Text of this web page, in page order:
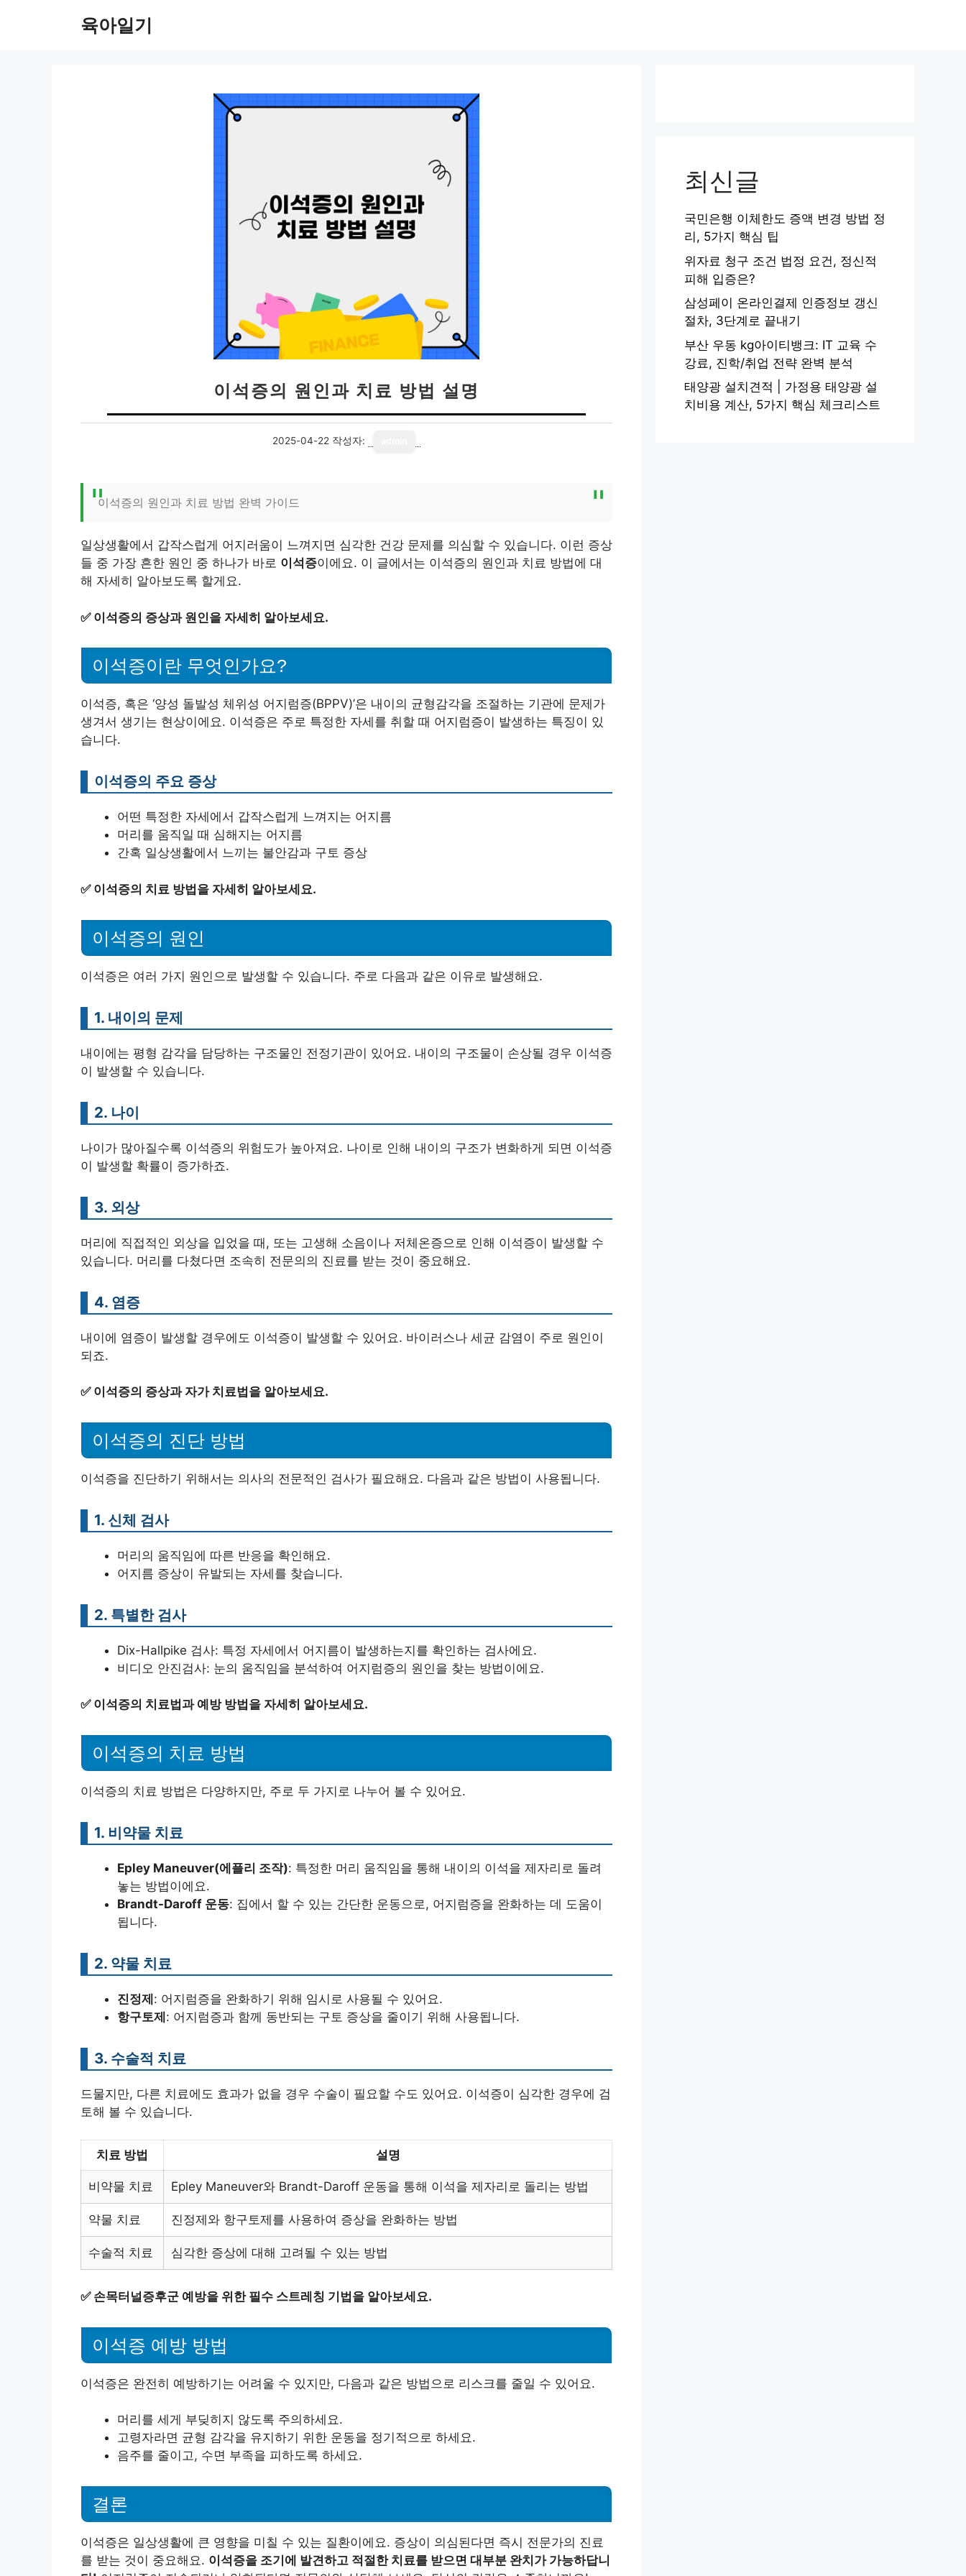
육아일기
이석증의 원인과 치료 방법 설명
2025-04-22 작성자:
이석증의 원인과 치료 방법 완벽 가이드
일상생활에서 갑작스럽게 어지러움이 느껴지면 심각한 건강 문제를 의심할 수 있습니다. 이런 증상
들 중 가장 흔한 원인 중 하나가 바로 이석증이에요. 이 글에서는 이석증의 원인과 치료 방법에 대
해 자세히 알아보도록 할게요.
✅ 이석증의 증상과 원인을 자세히 알아보세요.
이석증이란 무엇인가요?
이석증, 혹은 ‘양성 돌발성 체위성 어지럼증(BPPV)’은 내이의 균형감각을 조절하는 기관에 문제가
생겨서 생기는 현상이에요. 이석증은 주로 특정한 자세를 취할 때 어지럼증이 발생하는 특징이 있
습니다.
이석증의 주요 증상
어떤 특정한 자세에서 갑작스럽게 느껴지는 어지름
머리를 움직일 때 심해지는 어지름
간혹 일상생활에서 느끼는 불안감과 구토 증상
✅ 이석증의 치료 방법을 자세히 알아보세요.
이석증의 원인
이석증은 여러 가지 원인으로 발생할 수 있습니다. 주로 다음과 같은 이유로 발생해요.
1. 내이의 문제
내이에는 평형 감각을 담당하는 구조물인 전정기관이 있어요. 내이의 구조물이 손상될 경우 이석증
이 발생할 수 있습니다.
2. 나이
나이가 많아질수록 이석증의 위험도가 높아져요. 나이로 인해 내이의 구조가 변화하게 되면 이석증
이 발생할 확률이 증가하죠.
3. 외상
머리에 직접적인 외상을 입었을 때, 또는 고생해 소음이나 저체온증으로 인해 이석증이 발생할 수
있습니다. 머리를 다쳤다면 조속히 전문의의 진료를 받는 것이 중요해요.
4. 염증
내이에 염증이 발생할 경우에도 이석증이 발생할 수 있어요. 바이러스나 세균 감염이 주로 원인이
되죠.
✅ 이석증의 증상과 자가 치료법을 알아보세요.
이석증의 진단 방법
이석증을 진단하기 위해서는 의사의 전문적인 검사가 필요해요. 다음과 같은 방법이 사용됩니다.
1. 신체 검사
머리의 움직임에 따른 반응을 확인해요.
어지름 증상이 유발되는 자세를 찾습니다.
2. 특별한 검사
Dix-Hallpike 검사: 특정 자세에서 어지름이 발생하는지를 확인하는 검사에요.
비디오 안진검사: 눈의 움직임을 분석하여 어지럼증의 원인을 찾는 방법이에요.
✅ 이석증의 치료법과 예방 방법을 자세히 알아보세요.
이석증의 치료 방법
이석증의 치료 방법은 다양하지만, 주로 두 가지로 나누어 볼 수 있어요.
1. 비약물 치료
Epley Maneuver(에플리 조작): 특정한 머리 움직임을 통해 내이의 이석을 제자리로 돌려
놓는 방법이에요.
Brandt-Daroff 운동: 집에서 할 수 있는 간단한 운동으로, 어지럼증을 완화하는 데 도움이
됩니다.
2. 약물 치료
진정제 : 어지럼증을 완화하기 위해 임시로 사용될 수 있어요.
항구토제 : 어지럼증과 함께 동반되는 구토 증상을 줄이기 위해 사용됩니다.
3. 수술적 치료
드물지만, 다른 치료에도 효과가 없을 경우 수술이 필요할 수도 있어요. 이석증이 심각한 경우에 검
토해 볼 수 있습니다.
치료 방법 설명
비약물 치료 Epley Maneuver와 Brandt-Daroff 운동을 통해 이석을 제자리로 돌리는 방법
약물 치료 진정제와 항구토제를 사용하여 증상을 완화하는 방법
수술적 치료 심각한 증상에 대해 고려될 수 있는 방법
✅ 손목터널증후군 예방을 위한 필수 스트레칭 기법을 알아보세요.
이석증 예방 방법
이석증은 완전히 예방하기는 어려울 수 있지만, 다음과 같은 방법으로 리스크를 줄일 수 있어요.
머리를 세게 부딪히지 않도록 주의하세요.
고령자라면 균형 감각을 유지하기 위한 운동을 정기적으로 하세요.
음주를 줄이고, 수면 부족을 피하도록 하세요.
결론
이석증은 일상생활에 큰 영향을 미칠 수 있는 질환이에요. 증상이 의심된다면 즉시 전문가의 진료
를 받는 것이 중요해요. 이석증을 조기에 발견하고 적절한 치료를 받으면 대부분 완치가 가능하답니
최신글
국민은행 이체한도 증액 변경 방법 정
리, 5가지 핵심 팁
위자료 청구 조건 법정 요건, 정신적
피해 입증은?
삼성페이 온라인결제 인증정보 갱신
절차, 3단계로 끝내기
부산 우동 kg아이티뱅크: IT 교육 수
강료, 진학/취업 전략 완벽 분석
태양광 설치견적 | 가정용 태양광 설
치비용 계산, 5가지 핵심 체크리스트